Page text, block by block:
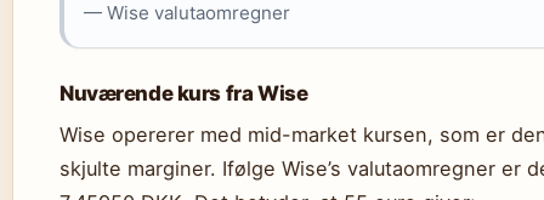
— Wise valutaomregner
Nuværende kurs fra Wise
Wise opererer med mid-market kursen, som er
skjulte marginer. Ifølge Wise’s valutaomregner er